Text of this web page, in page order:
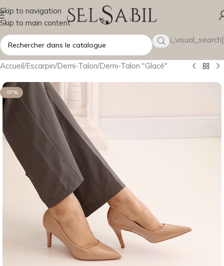
Skip to navigation
Skip to main content
[wsbi_visual_search]
Accueil/Escarpin/Demi-Talon/Demi-Talon "Glacé"
-57%